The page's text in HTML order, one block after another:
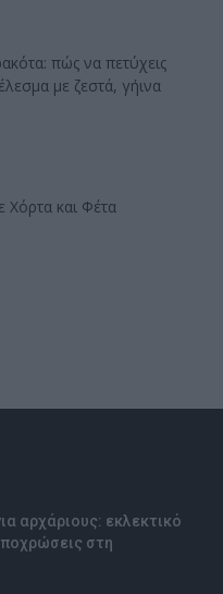
πώς να πετύχεις
με ζεστά, γήινα
Χόρτα και Φέτα
αρχάριους: εκλεκτικό
στη